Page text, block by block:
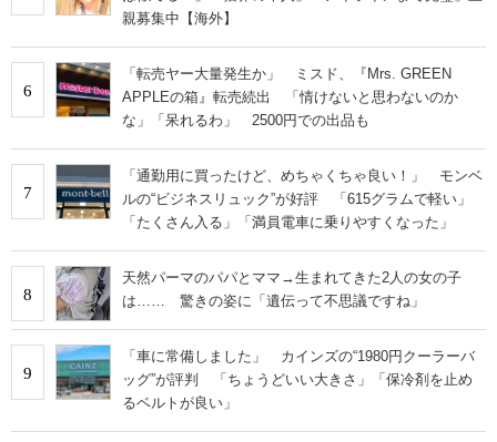
親募集中【海外】
6
「転売ヤー大量発生か」 ミスド、『Mrs. GREEN
APPLEの箱』転売続出 「情けないと思わないのか
な」「呆れるわ」 2500円での出品も
7
「通勤用に買ったけど、めちゃくちゃ良い！」 モンベ
ルの“ビジネスリュック”が好評 「615グラムで軽い」
「たくさん入る」「満員電車に乗りやすくなった」
8
天然パーマのパパとママ→生まれてきた2人の女の子
は…… 驚きの姿に「遺伝って不思議ですね」
9
「車に常備しました」 カインズの“1980円クーラーバ
ッグ”が評判 「ちょうどいい大きさ」「保冷剤を止め
るベルトが良い」